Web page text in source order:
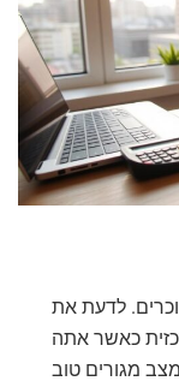
לדעת את
כאשר אתה
מגורים טוב